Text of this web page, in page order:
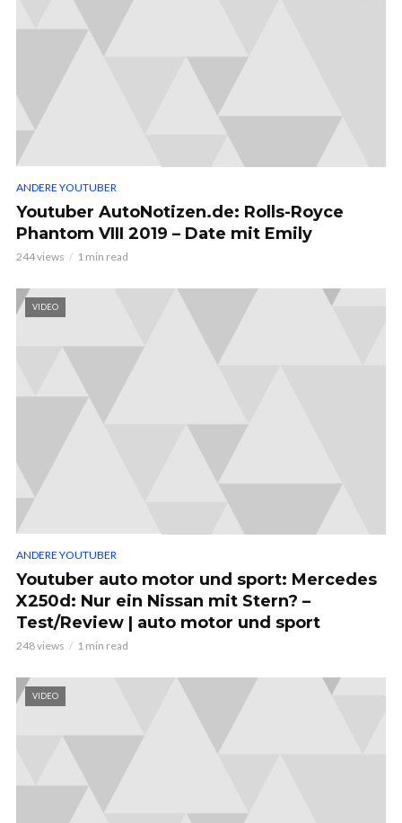
ANDERE YOUTUBER
Youtuber AutoNotizen.de: Rolls-Royce
Phantom VIII 2019 – Date mit Emily
244 views 1 min read
VIDEO
ANDERE YOUTUBER
Youtuber auto motor und sport: Mercedes
X250d: Nur ein Nissan mit Stern? –
Test/Review | auto motor und sport
248 views 1 min read
VIDEO